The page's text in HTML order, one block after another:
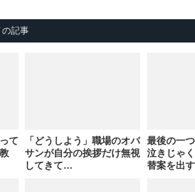
の記事
て
「どうしよう」職場のオバ
サンが自分の挨拶だけ無視
してきて…
最後の一
泣きじゃ
替案を出